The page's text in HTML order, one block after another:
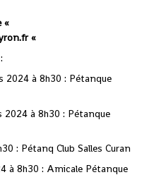
«
«
2024 à 8h30 : Pétanque
à 8h30 : Pétanque
: Pétanq Club Salles Curan
à 8h30 : Amicale Pétanque